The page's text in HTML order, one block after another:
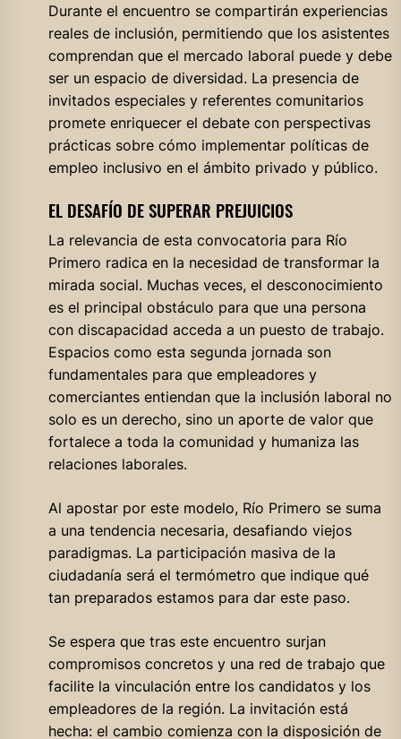
Durante el encuentro se compartirán experiencias
reales de inclusión, permitiendo que los asistentes
comprendan que el mercado laboral puede y debe
ser un espacio de diversidad. La presencia de
invitados especiales y referentes comunitarios
promete enriquecer el debate con perspectivas
prácticas sobre cómo implementar políticas de
empleo inclusivo en el ámbito privado y público.
EL DESAFÍO DE SUPERAR PREJUICIOS
La relevancia de esta convocatoria para Río
Primero radica en la necesidad de transformar la
mirada social. Muchas veces, el desconocimiento
es el principal obstáculo para que una persona
con discapacidad acceda a un puesto de trabajo.
Espacios como esta segunda jornada son
fundamentales para que empleadores y
comerciantes entiendan que la inclusión laboral no
solo es un derecho, sino un aporte de valor que
fortalece a toda la comunidad y humaniza las
relaciones laborales.
Al apostar por este modelo, Río Primero se suma
a una tendencia necesaria, desafiando viejos
paradigmas. La participación masiva de la
ciudadanía será el termómetro que indique qué
tan preparados estamos para dar este paso.
Se espera que tras este encuentro surjan
compromisos concretos y una red de trabajo que
facilite la vinculación entre los candidatos y los
empleadores de la región. La invitación está
hecha: el cambio comienza con la disposición de